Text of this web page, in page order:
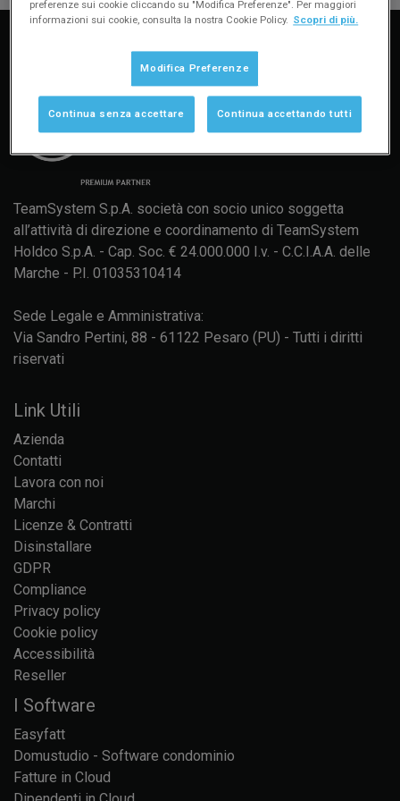
TeamSystem S.p.A. società con socio unico soggetta
all’attività di direzione e coordinamento di TeamSystem
Holdco S.p.A. - Cap. Soc. € 24.000.000 I.v. - C.C.I.A.A. delle
Marche - P.I. 01035310414
Sede Legale e Amministrativa:
Via Sandro Pertini, 88 - 61122 Pesaro (PU) - Tutti i diritti
riservati
Link Utili
Azienda
Contatti
Lavora con noi
Marchi
Licenze & Contratti
Disinstallare
GDPR
Compliance
Privacy policy
Cookie policy
Accessibilità
Reseller
I Software
Easyfatt
Domustudio - Software condominio
Fatture in Cloud
preferenze sui cookie cliccando su "Modifica Preferenze". Per maggiori
informazioni sui cookie, consulta la nostra Cookie Policy. Scopri di più.
Modifica Preferenze
Continua senza accettare Continua accettando tutti